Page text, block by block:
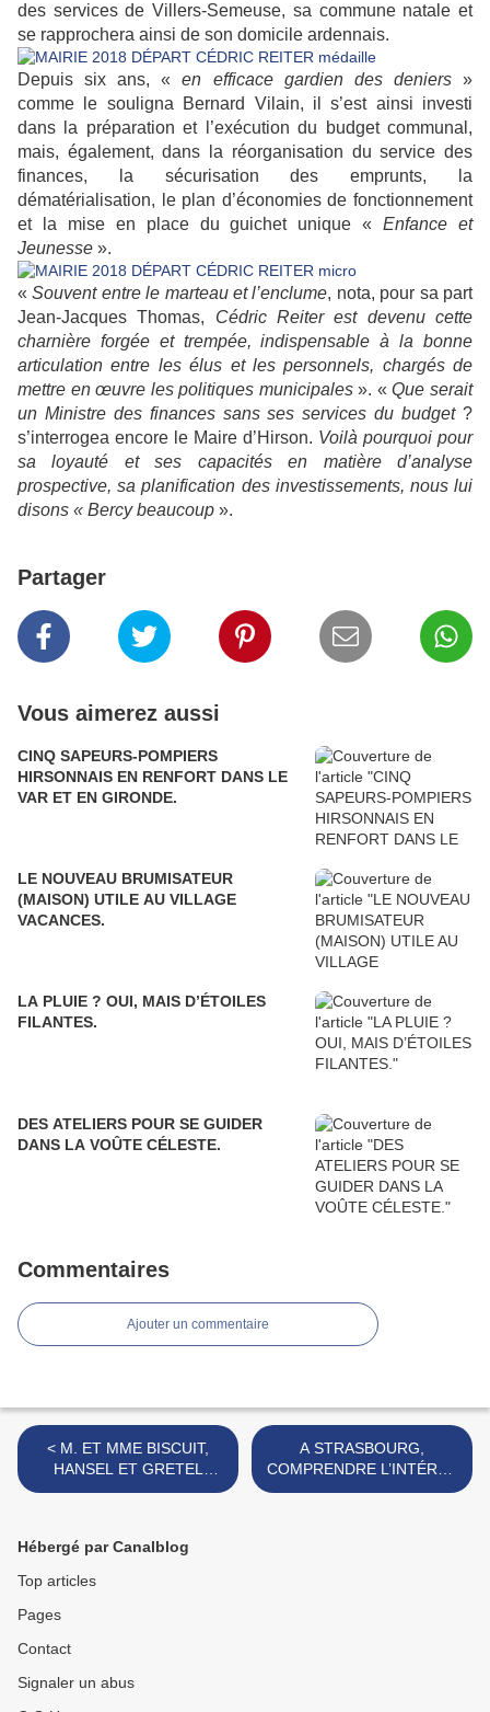
des services de Villers-Semeuse, sa commune natale et
se rapprochera ainsi de son domicile ardennais.
Depuis six ans, «en efficace gardien des deniers»
comme le souligna Bernard Vilain, il s’est ainsi investi
dans la préparation et l’exécution du budget communal,
mais, également, dans la réorganisation du service des
finances, la sécurisation des emprunts, la
dématérialisation, le plan d’économies de fonctionnement
et la mise en place du guichet unique «Enfance et
Jeunesse ».
«Souvent entre le marteau et l’enclume, nota, pour sa part
Jean-Jacques Thomas, Cédric Reiter est devenu cette
charnière forgée et trempée, indispensable à la bonne
articulation entre les élus et les personnels, chargés de
mettre en œuvre les politiques municipales». «Que serait
un Ministre des finances sans ses services du budget?
s’interrogea encore le Maire d’Hirson. Voilà pourquoi pour
sa loyauté et ses capacités en matière d’analyse
prospective, sa planification des investissements, nous lui
disons « Bercy beaucoup ».
Partager
Vous aimerez aussi
CINQ SAPEURS-POMPIERS
HIRSONNAIS EN RENFORT DANS LE
VAR ET EN GIRONDE.
LE NOUVEAU BRUMISATEUR
(MAISON) UTILE AU VILLAGE
VACANCES.
LA PLUIE ? OUI, MAIS D’ÉTOILES
FILANTES.
DES ATELIERS POUR SE GUIDER
DANS LA VOÛTE CÉLESTE.
Commentaires
Ajouter un commentaire
< M. ET MME BISCUIT,
HANSEL ET GRETEL
DANS L’ATELIER DU PÈRE
A STRASBOURG,
COMPRENDRE L’INTÉRÊT
DES FONDS EUROPÉENS
Hébergé par Canalblog
Top articles
Pages
Contact
Signaler un abus